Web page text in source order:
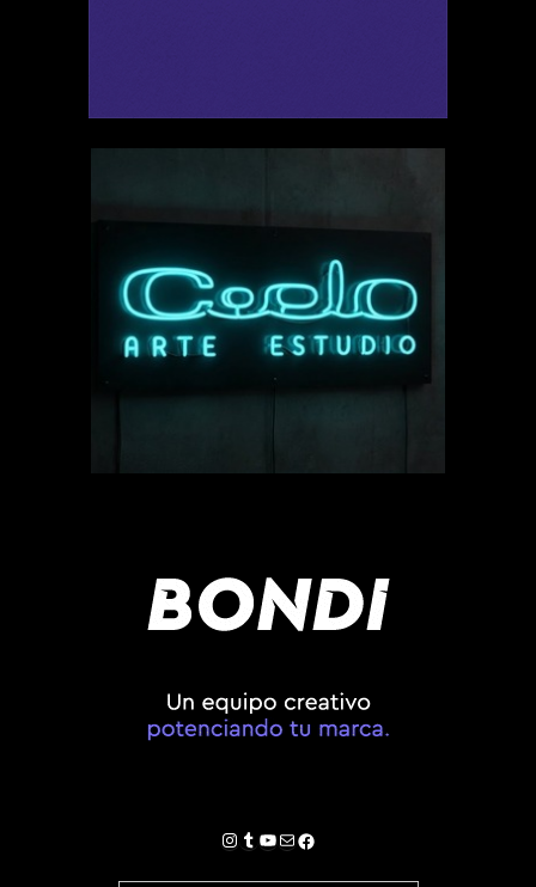
Instagram
Tumblr
YouTube
Correo electrónico
Facebook